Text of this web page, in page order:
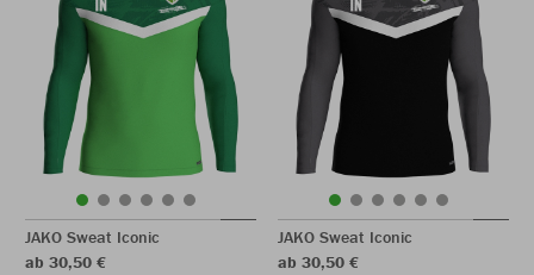
JAKO Sweat Iconic
ab 30,50 €
JAKO Sweat Iconic
ab 30,50 €